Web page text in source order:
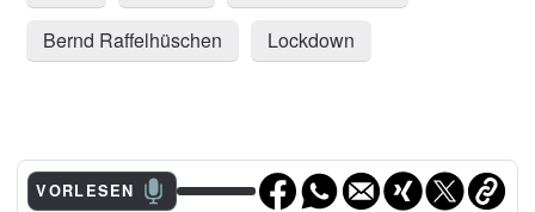
Bernd Raffelhüschen
Lockdown
VORLESEN